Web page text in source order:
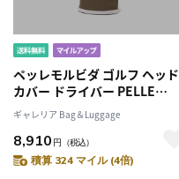
ペッレモルビダ ゴルフ ヘッド
カバー ドライバー PELLE
MORBIDA GOLF ドライバーヘ
ッドカバー メンズ レディース
PG002
ギャレリア Bag＆Luggage
8,910 円 （税込）
積算 324 マイル (4倍)